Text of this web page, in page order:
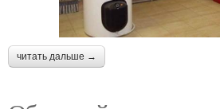
читать дальше →